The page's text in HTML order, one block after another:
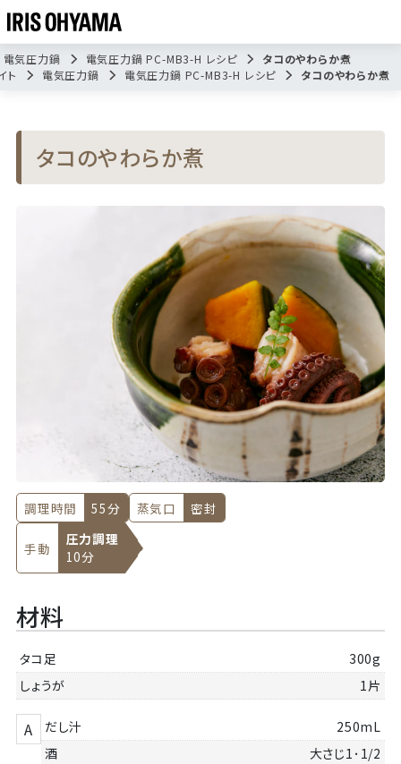
電気圧力鍋 電気圧力鍋 PC-MB3-H レシピ
タコのやわらか煮
ト
電気圧力鍋 電気圧力鍋 PC-MB3-H レシピ タコのやわらか煮
タコのやわらか煮
調理時間 55分 蒸気口 密封
手動
圧力調理
10分
材料
タコ足
300g
しょうが
1片
A だし汁
250mL
酒
大さじ1･1/2